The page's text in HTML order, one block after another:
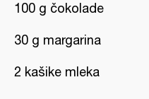
100 g čokolade
30 g margarina
2 kašike mleka